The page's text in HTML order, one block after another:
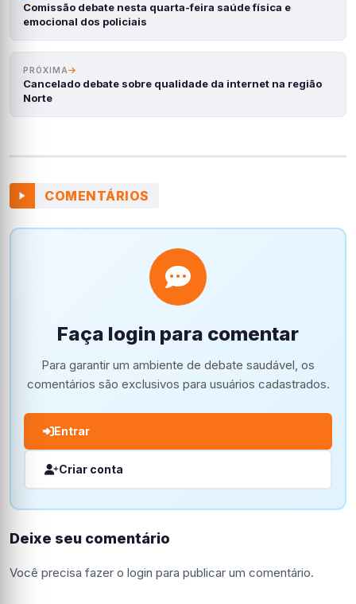
Comissão debate nesta quarta-feira saúde física e
emocional dos policiais
PRÓXIMA
Cancelado debate sobre qualidade da internet na região
Norte
COMENTÁRIOS
Faça login para comentar
Para garantir um ambiente de debate saudável, os
comentários são exclusivos para usuários cadastrados.
Entrar
Criar conta
Deixe seu comentário
Você precisa fazer o login para publicar um comentário.